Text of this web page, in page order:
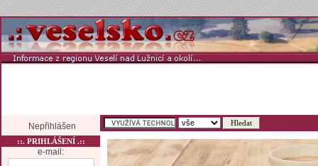
Nepřihlášen
::. PRIHLÁŠENÍ .::
e-mail: